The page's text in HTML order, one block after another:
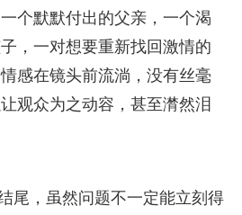
个默默付出的父亲，一个渴
，一对想要重新找回激情的
感在镜头前流淌，没有丝毫
观众为之动容，甚至潸然泪
尾，虽然问题不一定能立刻得